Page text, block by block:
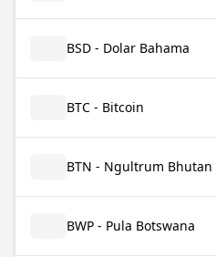
BSD - Dolar Bahama
BTC - Bitcoin
BTN - Ngultrum Bhutan
BWP - Pula Botswana